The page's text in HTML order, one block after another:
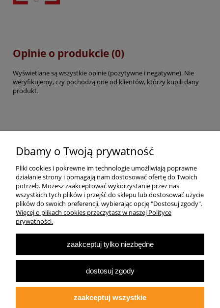
Opinie o produkcie (0)
Wyświetlane są wszystkie opinie (pozytywne i negatywne). Nie
weryfikujemy, czy pochodzą one od klientów, którzy kupili dany
produkt.
Pomoc
Dostawa
Moje konto
Największa Księgarnia Internetowa Po Prawej Stronie, ulubiona księgarnia
Multibook.pl- Wszelkie prawa zastrzeżone.
Księgarnia prawicowa, prawicowe książki, katolicyzm, tradycjonalizm, patriotyzm,
koszulki patriotyczne.
Dbamy o Twoją prywatność
Pliki cookies i pokrewne im technologie umożliwiają poprawne
działanie strony i pomagają nam dostosować ofertę do Twoich
potrzeb. Możesz zaakceptować wykorzystanie przez nas
wszystkich tych plików i przejść do sklepu lub dostosować użycie
plików do swoich preferencji, wybierając opcję "Dostosuj zgody".
Więcej o plikach cookies przeczytasz w naszej Polityce
prywatności.
zaakceptuj tylko niezbędne
dostosuj zgody
zaakceptuj wszystkie